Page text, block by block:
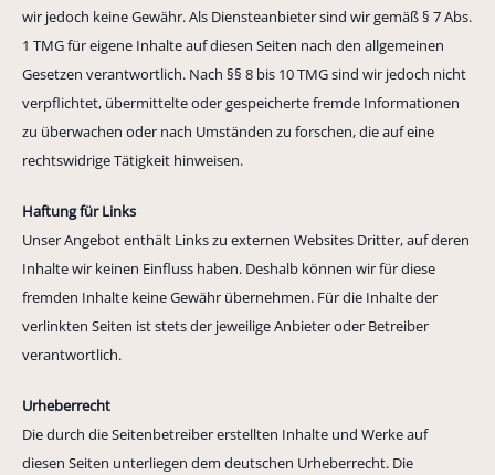
wir jedoch keine Gewähr. Als Diensteanbieter sind wir gemäß § 7 Abs.
1 TMG für eigene Inhalte auf diesen Seiten nach den allgemeinen
Gesetzen verantwortlich. Nach §§ 8 bis 10 TMG sind wir jedoch nicht
verpflichtet, übermittelte oder gespeicherte fremde Informationen
zu überwachen oder nach Umständen zu forschen, die auf eine
rechtswidrige Tätigkeit hinweisen.
Haftung für Links
Unser Angebot enthält Links zu externen Websites Dritter, auf deren
Inhalte wir keinen Einfluss haben. Deshalb können wir für diese
fremden Inhalte keine Gewähr übernehmen. Für die Inhalte der
verlinkten Seiten ist stets der jeweilige Anbieter oder Betreiber
verantwortlich.
Urheberrecht
Die durch die Seitenbetreiber erstellten Inhalte und Werke auf
diesen Seiten unterliegen dem deutschen Urheberrecht. Die